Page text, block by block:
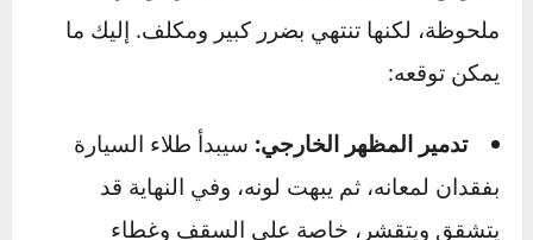
تأثير حرارة الصيف على السيارة
يشبه تجاهل